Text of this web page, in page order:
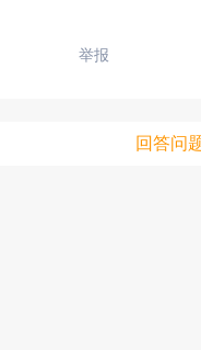
举报
回答问